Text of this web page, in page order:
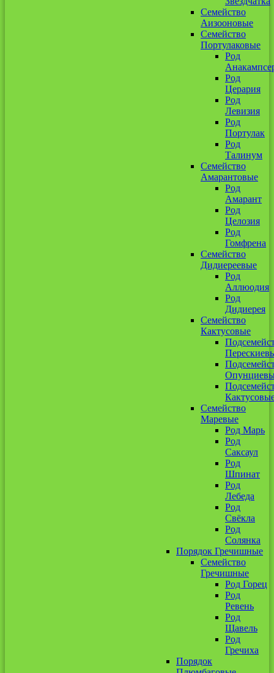
Семейство
Аизооновые
Семейство
Портулаковые
Род
Род
Церария
Род
Левизия
Род
Портулак
Род
Талинум
Семейство
Амарантовые
Род
Амарант
Род
Целозия
Род
Гомфрена
Семейство
Дидиереевые
Род
Аллюодия
Род
Дидиерея
Семейство
Кактусовые
Семейство
Маревые
Род Марь
Род
Саксаул
Род
Шпинат
Род
Лебеда
Род
Свёкла
Род
Солянка
Порядок Гречишные
Семейство
Гречишные
Род Горец
Род
Ревень
Род
Щавель
Род
Гречиха
Порядок